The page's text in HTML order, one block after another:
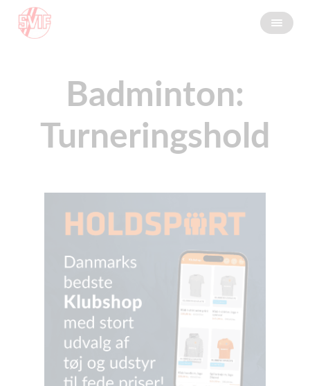
Badminton:
Turneringshold